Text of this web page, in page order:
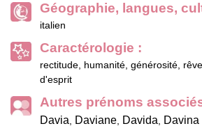
Géographie, langues,
italien
Caractérologie :
rectitude, humanité, générosité,
d'esprit
Autres prénoms
Davia, Daviane, Davida, Davina